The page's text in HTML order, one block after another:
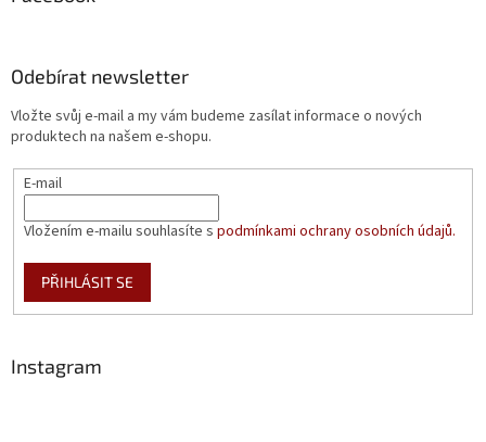
Odebírat newsletter
Vložte svůj e-mail a my vám budeme zasílat informace o nových
produktech na našem e-shopu.
E-mail
Vložením e-mailu souhlasíte s podmínkami ochrany osobních údajů.
PŘIHLÁSIT SE
Instagram